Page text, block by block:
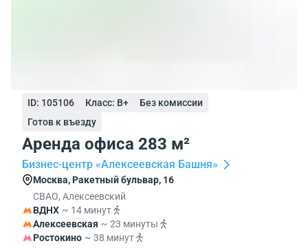
ID: 105106 Класс: B+
Без комиссии
Готов к въезду
Аренда офиса 283 м²
Бизнес-центр «Алексеевская Башня»
Москва, Ракетный бульвар, 16
СВАО, Алексеевский
ВДНХ ~ 14 минут
Алексеевская ~ 23 минуты
Ростокино ~ 38 минут